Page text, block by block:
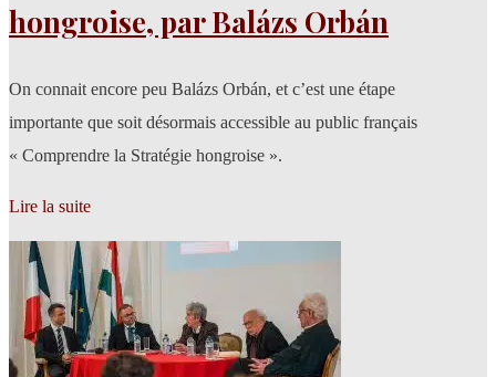
hongroise, par Balázs Orbán
On connait encore peu Balázs Orbán, et c’est une étape
importante que soit désormais accessible au public français
« Comprendre la Stratégie hongroise ».
Lire la suite